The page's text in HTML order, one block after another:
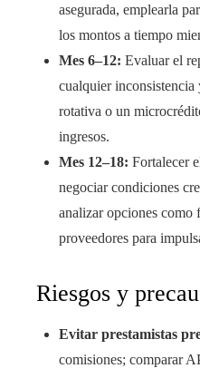
asegurada, emplearla
los montos a tiempo
Mes 6–12: Evaluar el
cualquier
rotativa o un
ingresos.
Mes 12–18: Fortalecer
negociar condiciones
analizar opciones como
proveedores para
Riesgos y
Evitar prestamistas
comisiones; comparar